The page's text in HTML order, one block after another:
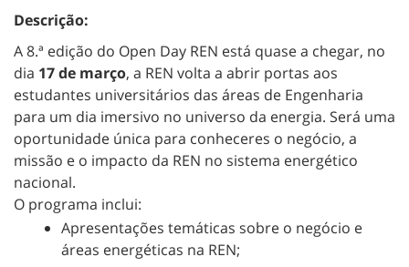
Descrição:
A 8.ª edição do Open Day REN está quase a chegar, no
dia 17 de março, a REN volta a abrir portas aos
estudantes universitários das áreas de Engenharia
para um dia imersivo no universo da energia. Será uma
oportunidade única para conheceres o negócio, a
missão e o impacto da REN no sistema energético
nacional.
O programa inclui:
Apresentações temáticas sobre o negócio e
áreas energéticas na REN;